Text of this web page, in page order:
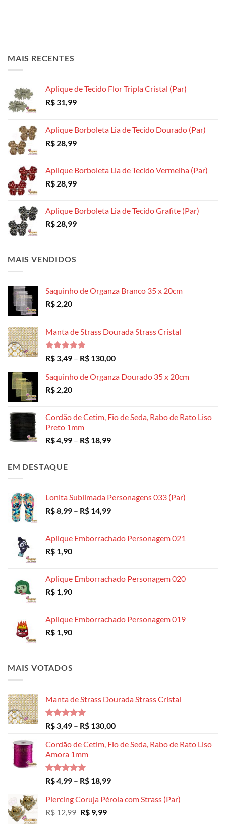
MAIS RECENTES
Aplique de Tecido Flor Tripla Cristal (Par)
R$ 31,99
Aplique Borboleta Lia de Tecido Dourado (Par)
R$ 28,99
Aplique Borboleta Lia de Tecido Vermelha (Par)
R$ 28,99
Aplique Borboleta Lia de Tecido Grafite (Par)
R$ 28,99
MAIS VENDIDOS
Saquinho de Organza Branco 35 x 20cm
R$ 2,20
Manta de Strass Dourada Strass Cristal
Avaliação
5.00
de 5
R$ 3,49 – R$ 130,00Faixa
preço:
Saquinho de Organza Dourado 35 x 20cm
R$ 2,20
Cordão de Cetim, Fio de Seda, Rabo de Rato Liso
Preto 1mm
R$4,99 – R$ 18,99Faixa
EM DESTAQUE
Lonita Sublimada Personagens 033 (Par)
R$8,99 – R$ 14,99Faixa
R$ 8,99
Aplique Emborrachado Personagem 021
R$ 1,90
Aplique Emborrachado Personagem 020
R$ 1,90
Aplique Emborrachado Personagem 019
R$ 1,90
MAIS VOTADOS
Manta de Strass Dourada Strass Cristal
Avaliação
5.00
de 5
R$ 3,49 – R$ 130,00Faixa
preço:
Cordão de Cetim, Fio de Seda, Rabo de Rato Liso
Amora 1mm
Avaliação
5.00
de 5
R$4,99 – R$ 18,99Faixa
preço:
Piercing Coruja Pérola com Strass (Par)
R$12,99 O
R$9,99O